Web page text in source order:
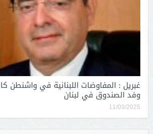
غبريل : المفاوضات اللبنانية في واشنطن
وفد الصندوق في لبنان
11/03/2025